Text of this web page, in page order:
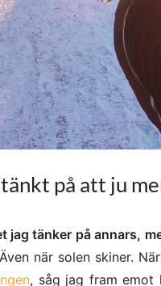
på att ju
jag tänker på annars,
Även när solen skiner.
, såg jag fram emot